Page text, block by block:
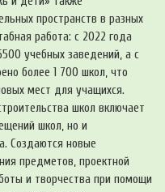
пространств в разных
работа: с 2022 года
учебных заведений, а с
более 1 700 школ, что
мест для учащихся.
школ включает
школ, но и
Создаются новые
предметов, проектной
и творчества при помощи